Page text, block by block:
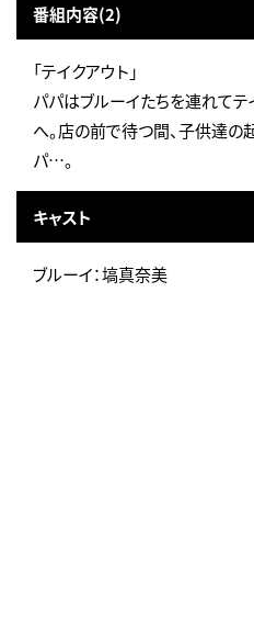
番組内容(2)
「テイクアウト」
パパはブルーイたちを連れてテ
へ。店の前で待つ間、子供達
パ…。
キャスト
ブルーイ：塙真奈美